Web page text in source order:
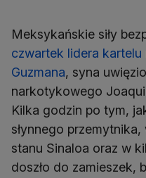
Meksykańskie siły
czwartek lidera
Guzmana, syna
narkotykowego
Kilka godzin po tym,
słynnego
stanu Sinaloa oraz w
doszło do zamieszek,